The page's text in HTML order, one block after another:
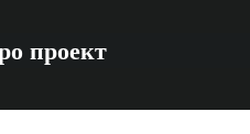
проект